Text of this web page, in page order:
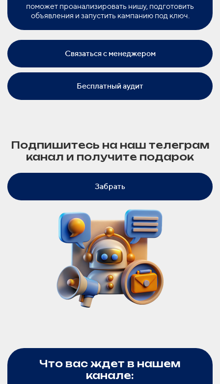
поможет проанализировать нишу, подготовить
объявления и запустить кампанию под ключ.
Связаться с менеджером
Бесплатный аудит
Подпишитесь на наш телеграм
канал и получите подарок
Забрать
Что вас ждет в нашем
канале: